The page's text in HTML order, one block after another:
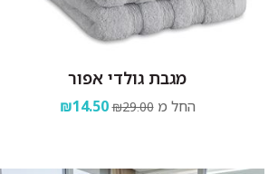
מגבת גולדי אפור
החל מ ₪29.00
₪14.50